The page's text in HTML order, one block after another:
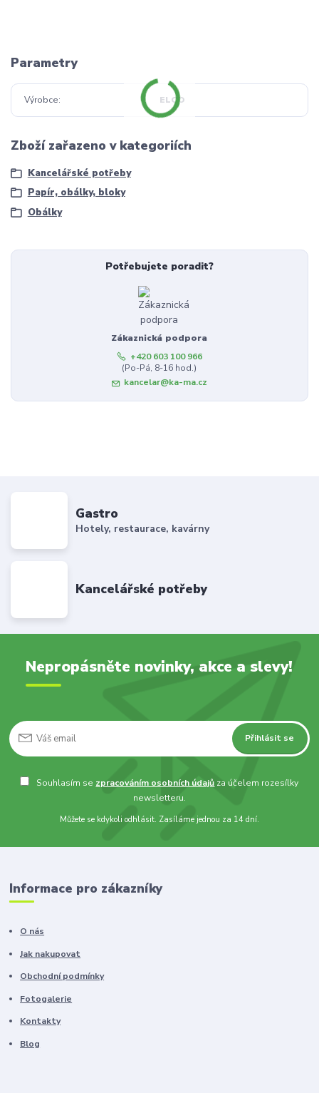
Parametry
Výrobce ELCO
Zboží zařazeno v kategoriích
Kancelářské potřeby
Papír, obálky, bloky
Obálky
Potřebujete poradit?
Zákaznická podpora
+420 603 100 966
(Po-Pá, 8-16 hod.)
kancelar@ka-ma.cz
Gastro
Hotely, restaurace, kavárny
Kancelářské potřeby
Nepropásněte novinky, akce a slevy!
Přihlásit se
Souhlasím se zpracováním osobních údajů za účelem rozesílky
newsletteru.
Můžete se kdykoli odhlásit. Zasíláme jednou za 14 dní.
Informace pro zákazníky
O nás
Jak nakupovat
Obchodní podmínky
Fotogalerie
Kontakty
Blog